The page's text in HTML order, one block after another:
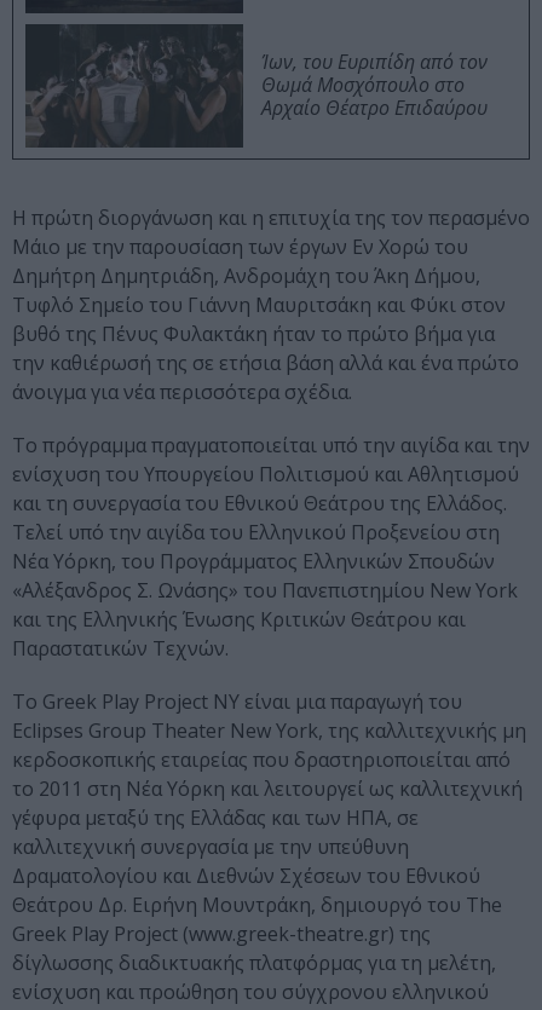
Ίων, του Ευριπίδη από τον
Θωμά Μοσχόπουλο στο
Αρχαίο Θέατρο Επιδαύρου
Η πρώτη διοργάνωση και η επιτυχία της τον περασμένο
Μάιο με την παρουσίαση των έργων Εν Χορώ του
Δημήτρη Δημητριάδη, Ανδρομάχη του Άκη Δήμου,
Τυφλό Σημείο του Γιάννη Μαυριτσάκη και Φύκι στον
βυθό της Πένυς Φυλακτάκη ήταν το πρώτο βήμα για
την καθιέρωσή της σε ετήσια βάση αλλά και ένα πρώτο
άνοιγμα για νέα περισσότερα σχέδια.
Το πρόγραμμα πραγματοποιείται υπό την αιγίδα και την
ενίσχυση του Υπουργείου Πολιτισμού και Αθλητισμού
και τη συνεργασία του Εθνικού Θεάτρου της Ελλάδος.
Τελεί υπό την αιγίδα του Ελληνικού Προξενείου στη
Νέα Υόρκη, του Προγράμματος Ελληνικών Σπουδών
«Αλέξανδρος Σ. Ωνάσης» του Πανεπιστημίου New York
και της Ελληνικής Ένωσης Κριτικών Θεάτρου και
Παραστατικών Τεχνών.
Το Greek Play Project NY είναι μια παραγωγή του
Eclipses Group Theater New York, της καλλιτεχνικής μη
κερδοσκοπικής εταιρείας που δραστηριοποιείται από
το 2011 στη Νέα Υόρκη και λειτουργεί ως καλλιτεχνική
γέφυρα μεταξύ της Ελλάδας και των ΗΠΑ, σε
καλλιτεχνική συνεργασία με την υπεύθυνη
Δραματολογίου και Διεθνών Σχέσεων του Εθνικού
Θεάτρου Δρ. Ειρήνη Μουντράκη, δημιουργό του Τhe
Greek Play Project (www.greek-theatre.gr) της
δίγλωσσης διαδικτυακής πλατφόρμας για τη μελέτη,
ενίσχυση και προώθηση του σύγχρονου ελληνικού